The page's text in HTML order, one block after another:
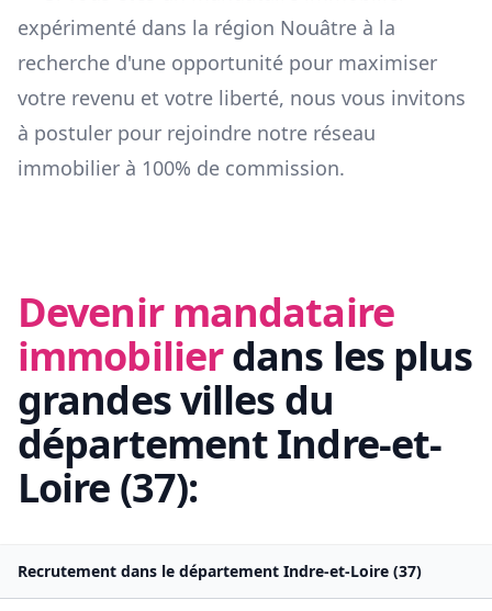
expérimenté dans la région Nouâtre à la
recherche d'une opportunité pour maximiser
votre revenu et votre liberté, nous vous invitons
à postuler pour rejoindre notre réseau
immobilier à 100% de commission.
Devenir mandataire
immobilierdans les plus
grandes villes du
départementIndre-et-
Loire (37):
Recrutement dans le département Indre-et-Loire (37)